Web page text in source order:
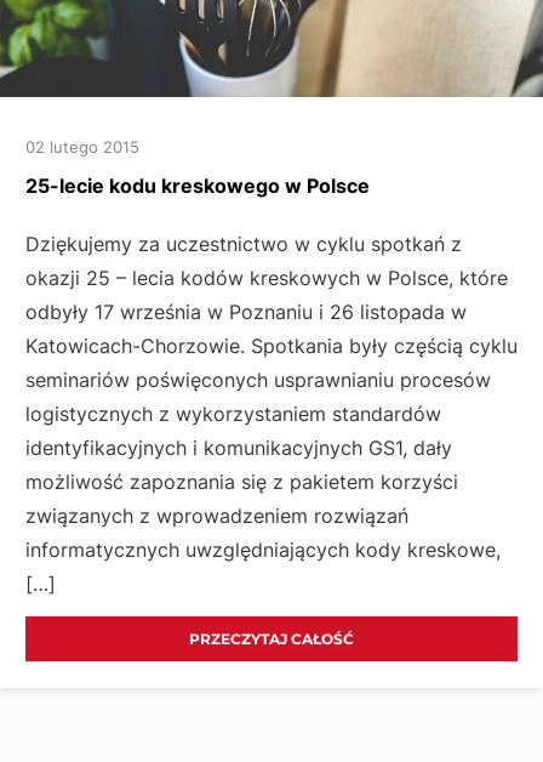
02 lutego 2015
25-lecie kodu kreskowego w Polsce
Dziękujemy za uczestnictwo w cyklu spotkań z
okazji 25 – lecia kodów kreskowych w Polsce, które
odbyły 17 września w Poznaniu i 26 listopada w
Katowicach-Chorzowie. Spotkania były częścią cyklu
seminariów poświęconych usprawnianiu procesów
logistycznych z wykorzystaniem standardów
identyfikacyjnych i komunikacyjnych GS1, dały
możliwość zapoznania się z pakietem korzyści
związanych z wprowadzeniem rozwiązań
informatycznych uwzględniających kody kreskowe,
[…]
PRZECZYTAJ CAŁOŚĆ